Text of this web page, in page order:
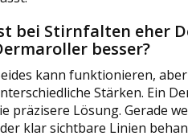
bei Stirnfalten eher
besser?
kann funktionieren,
Stärken. Ein
präzisere Lösung. Gerade
klar sichtbare Linien